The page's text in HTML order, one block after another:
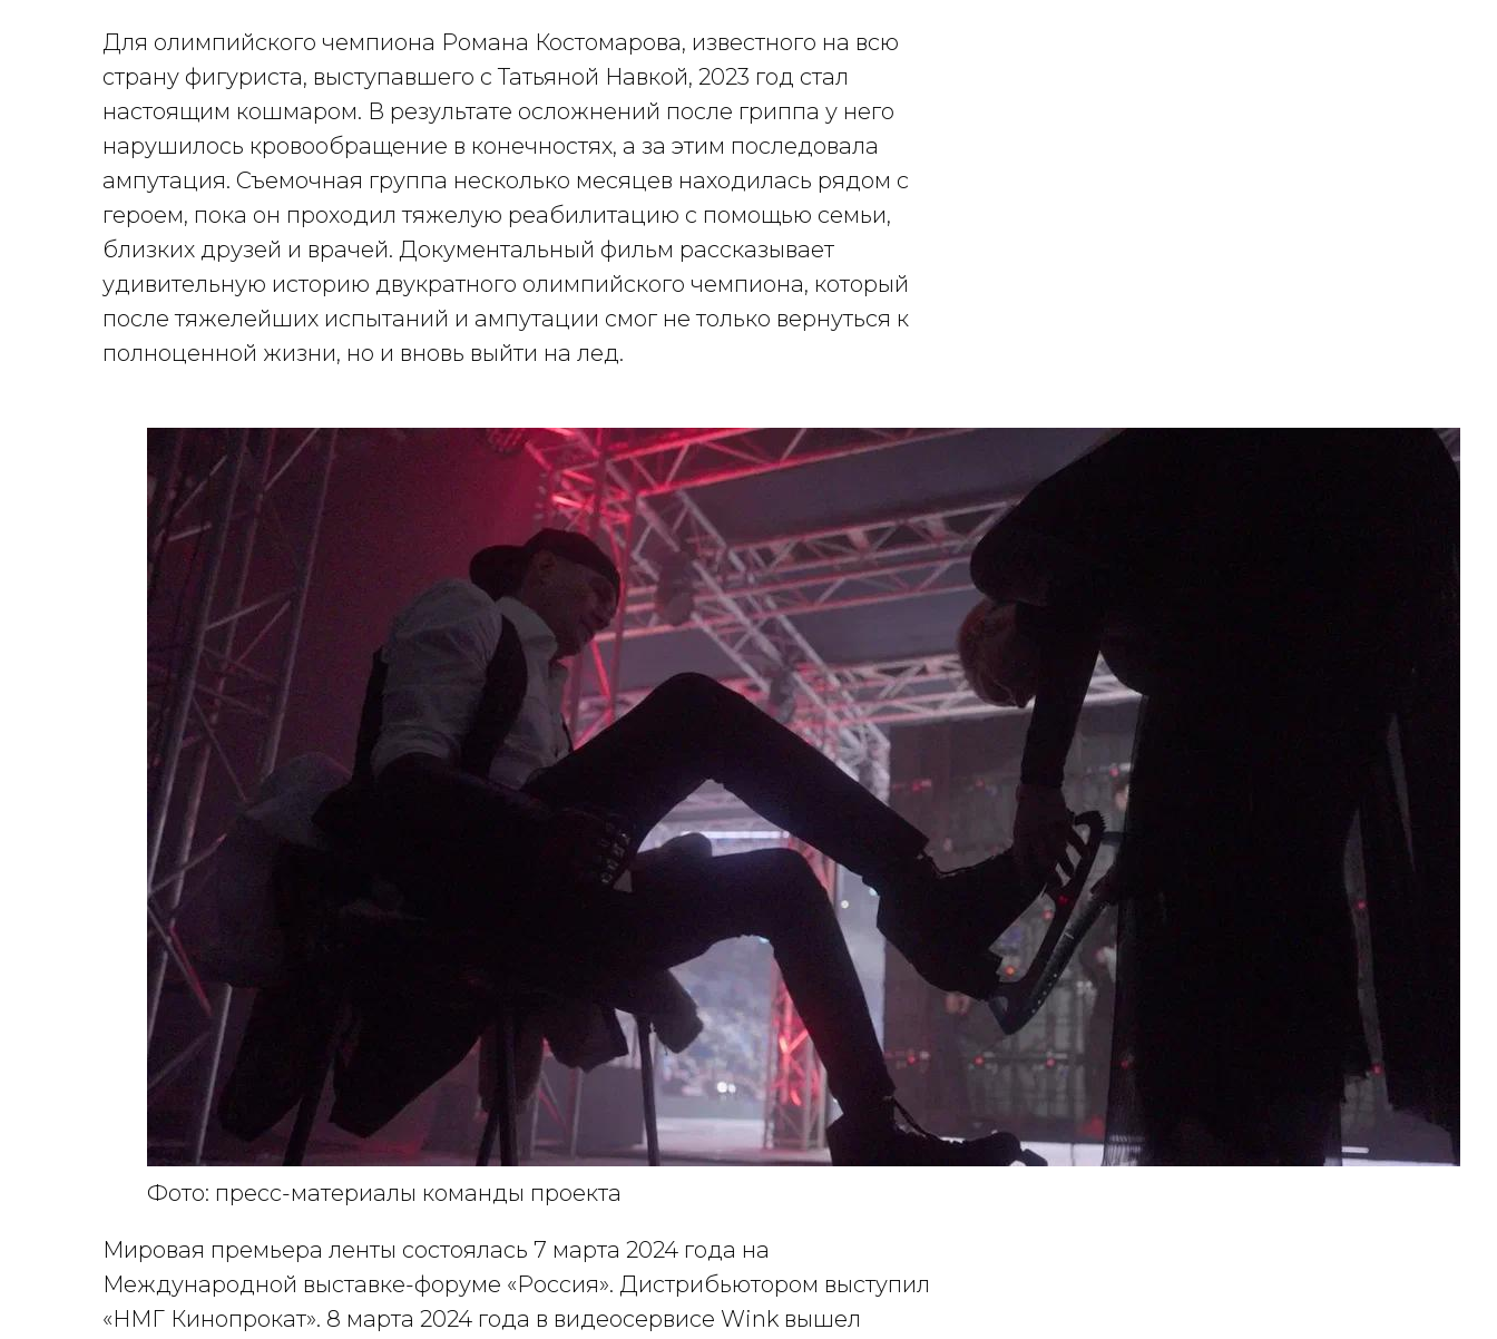
Для олимпийского чемпиона Романа Костомарова, известного на всю
страну фигуриста, выступавшего с Татьяной Навкой, 2023 год стал
настоящим кошмаром. В результате осложнений после гриппа у него
нарушилось кровообращение в конечностях, а за этим последовала
ампутация. Съемочная группа несколько месяцев находилась рядом с
героем, пока он проходил тяжелую реабилитацию с помощью семьи,
близких друзей и врачей. Документальный фильм рассказывает
удивительную историю двукратного олимпийского чемпиона, который
после тяжелейших испытаний и ампутации смог не только вернуться к
полноценной жизни, но и вновь выйти на лед.
Фото: пресс-материалы команды проекта
Мировая премьера ленты состоялась 7 марта 2024 года на
Международной выставке-форуме «Россия». Дистрибьютором выступил
«НМГ Кинопрокат». 8 марта 2024 года в видеосервисе Wink вышел